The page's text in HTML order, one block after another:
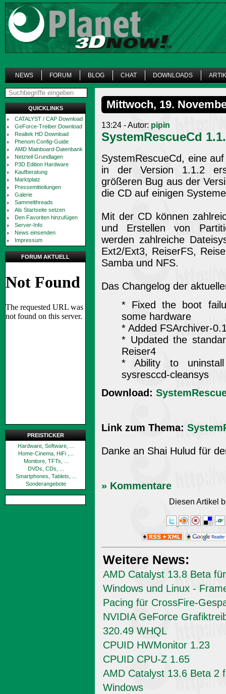
NEWS FORUM BLOG CHAT DOWNLOADS
QUICKLINKS
CATALYST / CAP Download
GeForce-Treiber Download
Realtek HD Download
Phenom Config-Guide
AMD Mainboard-Datenbank
Netzteil Grundlagen
P3D Edition Hardware
Kaufberatung
Marktplatz
Pressemitteilungen
Galerie
Sammelthreads
Als Startseite setzen
Den Favoriten hinzufügen
Server-Info
News einsenden
Impressum
FORUM AKTUELL
PREISTICKER
Hardware, Software, ...
Home-Cinema, HiFi ,...
Monitore, TFTs, ...
DVDs, CDs, ...
Smartphones, Tablets, ...
Sonderangebote
Mittwoch, 19.
13:24 - Autor: pipin
SystemRescueCd
SystemRescueCd, eine
in der Version 1.1.2
größeren Bug aus der
die CD auf einigen
Mit der CD können
und Erstellen von
werden zahlreiche
Ext2/Ext3, ReiserFS,
Samba und NFS.
Das Changelog der
* Fixed the boot
some hardware
* Added FSArchiver-
* Updated the
Reiser4
* Ability to
sysresccd-cleansys
Download:
Link zum Thema:
Danke an Shai Hulud für
» Kommentare
Diesen Artikel
Weitere News:
AMD Catalyst 13.8 Beta für
Windows und Linux -
Pacing für CrossFire-
NVIDIA GeForce
320.49 WHQL
CPUID HWMonitor 1.23
CPUID CPU-Z 1.65
AMD Catalyst 13.6 Beta 2
Windows